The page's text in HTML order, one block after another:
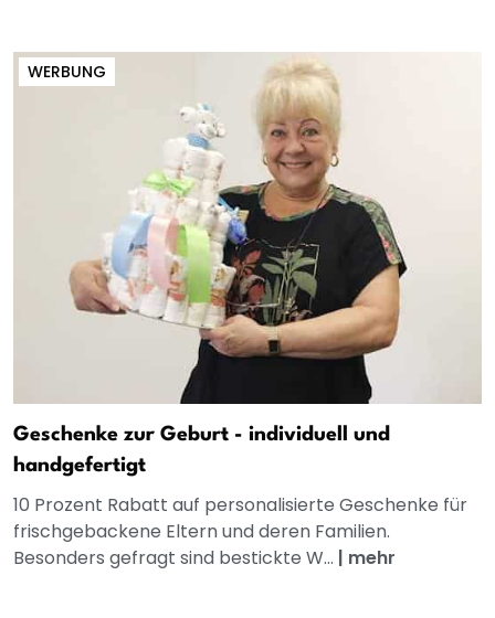
WERBUNG
Geschenke zur Geburt - individuell und
handgefertigt
10 Prozent Rabatt auf personalisierte Geschenke für
frischgebackene Eltern und deren Familien.
Besonders gefragt sind bestickte W... | mehr